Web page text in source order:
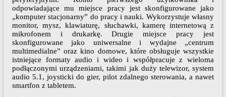
odpowiadające mu miejsce pracy jest skonfigurowane jako
„komputer stacjonarny” do pracy i nauki. Wykorzystuje własny
monitor, mysz, klawiaturę, słuchawki, kamerę internetową z
mikrofonem i drukarkę. Drugie miejsce pracy jest
skonfigurowane jako uniwersalne i wydajne „centrum
multimedialne” oraz kino domowe, które obsługuje wszystkie
istniejące formaty audio i wideo i współpracuje z wieloma
podłączonymi urządzeniami, takimi jak duży telewizor, system
audio 5.1, joysticki do gier, pilot zdalnego sterowania, a nawet
smartfon z tabletem.